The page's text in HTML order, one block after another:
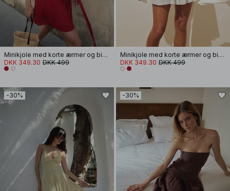
Minikjole med korte ærmer og bindebånd i taljen
DKK 349.30 DKK 499
Minikjole med korte ærmer og bindebånd i taljen
DKK 349.30 DKK 499
-30% -30%